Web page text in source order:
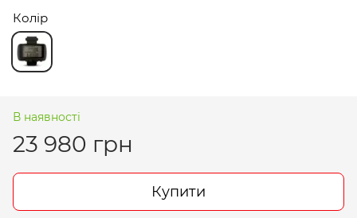
Колір
В наявності
23 980 грн
Купити